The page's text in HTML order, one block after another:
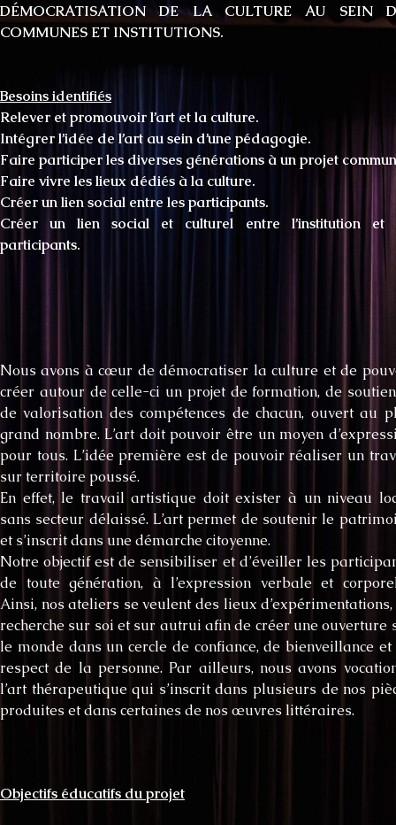
DÉMOCRATISATION DE LA CULTURE AU SEIN
COMMUNES ET INSTITUTIONS.
Besoins identifiés
Relever et promouvoir l’art et la culture.
Intégrer l’idée de l’art au sein d’une pédagogie.
Faire participer les diverses générations à un projet
Faire vivre les lieux dédiés à la culture.
Créer un lien social entre les participants.
Créer un lien social et culturel entre l’institution et
participants.
Nous avons à cœur de démocratiser la culture et de
créer autour de celle-ci un projet de formation, de
de valorisation des compétences de chacun, ouvert au
grand nombre. L’art doit pouvoir être un moyen
pour tous. L’idée première est de pouvoir réaliser un
sur territoire poussé.
En effet, le travail artistique doit exister à un niveau
sans secteur délaissé. L’art permet de soutenir le
et s’inscrit dans une démarche citoyenne.
Notre objectif est de sensibiliser et d’éveiller les
de toute génération, à l’expression verbale et
Ainsi, nos ateliers se veulent des lieux
recherche sur soi et sur autrui afin de créer une ouverture
le monde dans un cercle de confiance, de bienveillance et
respect de la personne. Par ailleurs, nous avons
l’art thérapeutique qui s’inscrit dans plusieurs de nos
produites et dans certaines de nos œuvres littéraires.
Objectifs éducatifs du projet